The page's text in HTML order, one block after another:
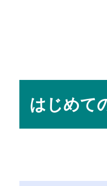
はじめて